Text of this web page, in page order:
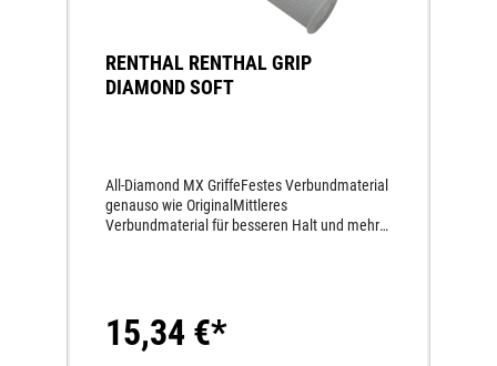
RENTHAL RENTHAL GRIP
DIAMOND SOFT
All-Diamond MX GriffeFestes Verbundmaterial
genauso wie OriginalMittleres
Verbundmaterial für besseren Halt und mehr
15,34 €*